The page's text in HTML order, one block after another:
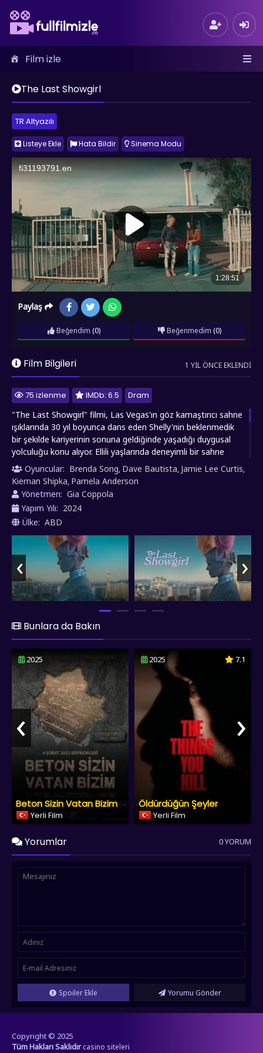
Film izle
The Last Showgirl
TR Altyazılı
Listeye Ekle Hata Bildir Sinema Modu
Paylaş
Beğendim (0) Beğenmedim (0)
Film Bilgileri 1 YIL ÖNCE EKLENDI
75 izlenme IMDb: 6.5
Dram
"The Last Showgirl" filmi, Las Vegas'ın göz kamaştırıcı sahne
ışıklarında 30 yıl boyunca dans eden Shelly'nin beklenmedik
bir şekilde kariyerinin sonuna geldiğinde yaşadığı duygusal
yolculuğu konu alıyor. Ellili yaşlarında deneyimli bir sahne
sanatçısı olarak aniden işsiz kalan Shelly, parlak tüyler ve
gösterişli kostümler dışında bir kimlik bulmakta zorlanırken,
yıllarca ihmal ettiği kızıyla kopuk ilişkisini onarmak için son bir
şans yakalıyor. Film, şov dünyasının acımasız gerçeklerini,
yaşlanmanın getirdiği zorlukları ve aile bağlarının iyileştirici
gücünü, Las Vegas'ın göz alıcı arka planına karşı ustalıkla
işlerken, izleyicilere hem nostalji hem de yeni başlangıçların
mümkün olduğu umudunu sunuyor. fullfilmizle.co The Last
Showgirl filmini sizlere full hd 1080p kalitesinde Türkçe dublaj
ve altyazılı sunmuş olup, iyi seyirler dileriz...
Oyuncular: Brenda Song, Dave Bautista, Jamie Lee Curtis,
Kiernan Shipka, Pamela Anderson
Yönetmen: Gia Coppola
Yapım Yılı: 2024
Ülke: ABD
‹ ›
Bunlara da Bakın
2025
Beton Sizin Vatan Bizim
Yerli Film
2025 7.1
Öldürdüğün Şeyler
Yerli Film
‹ ›
Yorumlar 0 YORUM
Spoiler Ekle Yorumu Gönder
Copyright © 2025
Tüm Hakları Saklıdır casino siteleri